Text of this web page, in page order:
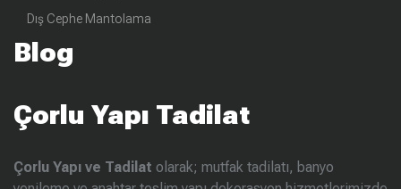
Dış Cephe Mantolama
Blog
Çorlu Yapı Tadilat
Çorlu Yapı ve Tadilat olarak; mutfak tadilatı, banyo